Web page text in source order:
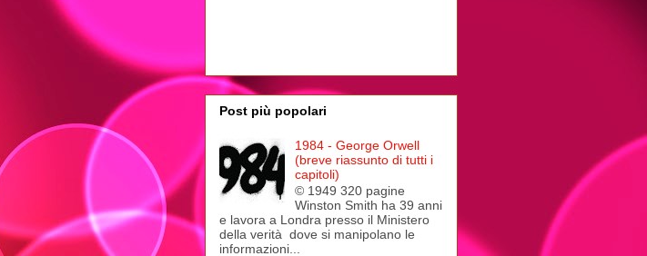
Post più popolari
1984 - George Orwell
(breve riassunto di tutti i
capitoli)
© 1949 320 pagine
Winston Smith ha 39 anni
e lavora a Londra presso il Ministero
della verità dove si manipolano le
informazioni...